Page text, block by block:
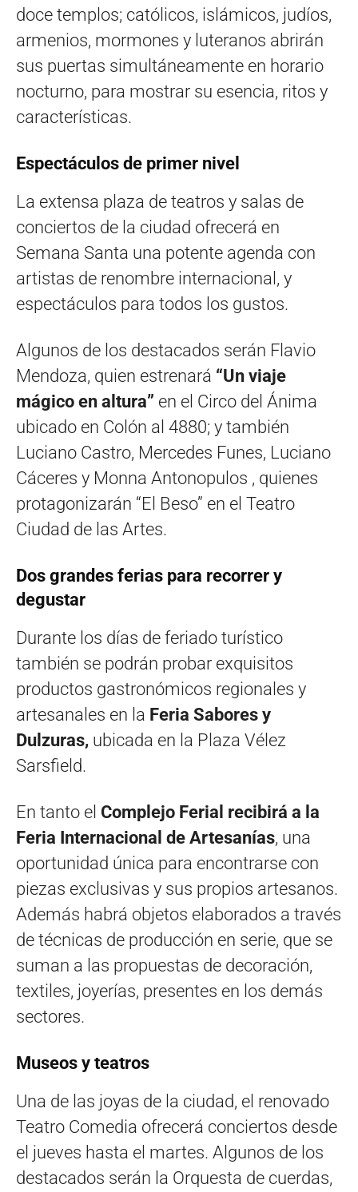
doce templos; católicos, islámicos, judíos,
armenios, mormones y luteranos abrirán
sus puertas simultáneamente en horario
nocturno, para mostrar su esencia, ritos y
características.
Espectáculos de primer nivel
La extensa plaza de teatros y salas de
conciertos de la ciudad ofrecerá en
Semana Santa una potente agenda con
artistas de renombre internacional, y
espectáculos para todos los gustos.
Algunos de los destacados serán Flavio
Mendoza, quien estrenará “Un viaje
mágico en altura” en el Circo del Ánima
ubicado en Colón al 4880; y también
Luciano Castro, Mercedes Funes, Luciano
Cáceres y Monna Antonopulos , quienes
protagonizarán “El Beso” en el Teatro
Ciudad de las Artes.
Dos grandes ferias para recorrer y
degustar
Durante los días de feriado turístico
también se podrán probar exquisitos
productos gastronómicos regionales y
artesanales en la Feria Sabores y
Dulzuras, ubicada en la Plaza Vélez
Sarsfield.
En tanto el Complejo Ferial recibirá a la
Feria Internacional de Artesanías, una
oportunidad única para encontrarse con
piezas exclusivas y sus propios artesanos.
Además habrá objetos elaborados a través
de técnicas de producción en serie, que se
suman a las propuestas de decoración,
textiles, joyerías, presentes en los demás
sectores.
Museos y teatros
Una de las joyas de la ciudad, el renovado
Teatro Comedia ofrecerá conciertos desde
el jueves hasta el martes. Algunos de los
destacados serán la Orquesta de cuerdas,